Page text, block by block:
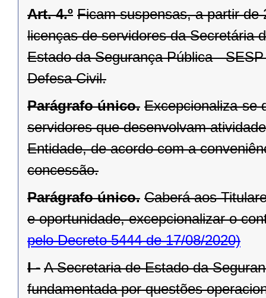
Art. 4.º Ficam suspensas, a partir de
licenças de servidores da Secretária
Estado da Segurança Pública -
Defesa Civil.
Parágrafo único. Excepcionaliza-se
servidores que desenvolvam
Entidade, de acordo com a
concessão.
Parágrafo único. Caberá aos
e oportunidade, excepcionalizar o
pelo Decreto 5444 de 17/08/2020)
I - A Secretaria de Estado da
fundamentada por questões